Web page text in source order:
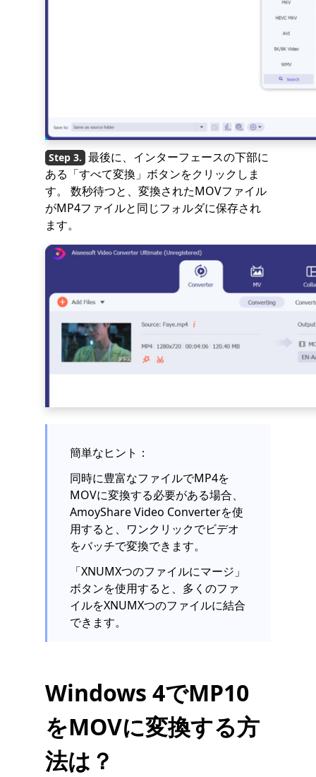
最後に、インターフェースの下部に
ある「すべて変換」ボタンをクリックしま
す。 数秒待つと、変換されたMOVファイル
がMP4ファイルと同じフォルダに保存され
ます。
簡単なヒント：
同時に豊富なファイルでMP4を
MOVに変換する必要がある場合、
AmoyShare Video Converterを使
用すると、ワンクリックでビデオ
をバッチで変換できます。
「XNUMXつのファイルにマージ」
ボタンを使用すると、多くのファ
イルをXNUMXつのファイルに結合
できます。
Windows 4でMP10
をMOVに変換する方
法は？